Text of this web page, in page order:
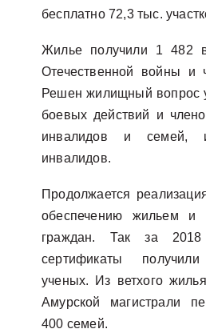
бесплатно 72,3 тыс.
Жилье получили 1 482
Отечественной войны и
Решен жилищный вопрос
боевых действий и
инвалидов и семей,
инвалидов.
Продолжается
обеспечению жильем и
граждан. Так за
сертификаты
ученых. Из ветхого
Амурской магистрали
400 семей.